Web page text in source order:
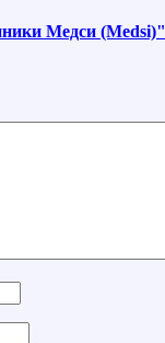
Медси (Medsi)"